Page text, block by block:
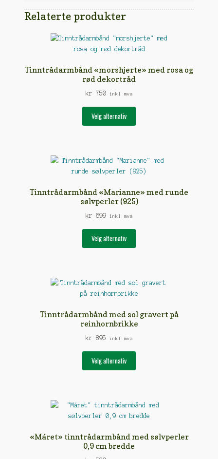
Relaterte produkter
Tinntrådarmbånd «morshjerte» med rosa og
rød dekortråd
kr 750 inkl mva
Velg alternativ
Alternativene
kan
på
Tinntrådarmbånd «Marianne» med runde
sølvperler (925)
kr 699 inkl mva
Velg alternativ
Alternativene
kan
på
Tinntrådarmbånd med sol gravert på
reinhornbrikke
kr 895 inkl mva
Velg alternativ
Alternativene
kan
på
«Máret» tinntrådarmbånd med sølvperler
0,9 cm bredde